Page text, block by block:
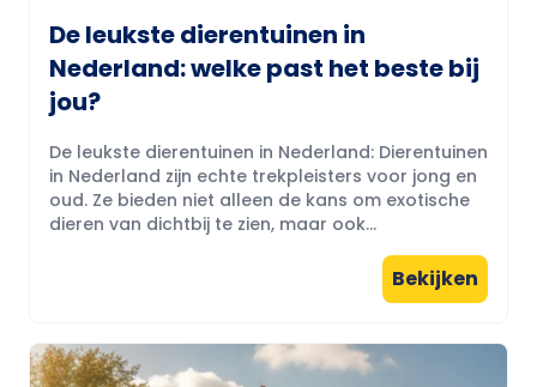
De leukste dierentuinen in
Nederland: welke past het beste bij
jou?
De leukste dierentuinen in Nederland: Dierentuinen
in Nederland zijn echte trekpleisters voor jong en
oud. Ze bieden niet alleen de kans om exotische
dieren van dichtbij te zien, maar ook...
Bekijken